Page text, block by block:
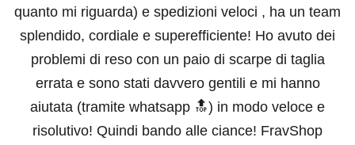
quanto mi riguarda) e spedizioni veloci , ha un team
splendido, cordiale e superefficiente! Ho avuto dei
problemi di reso con un paio di scarpe di taglia
errata e sono stati davvero gentili e mi hanno
aiutata (tramite whatsapp 🔝) in modo veloce e
risolutivo! Quindi bando alle ciance! FravShop